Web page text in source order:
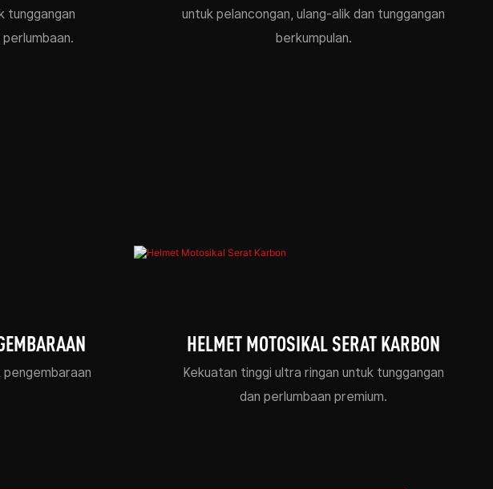
tunggangan
untuk pelancongan, ulang-alik dan tunggangan
berkumpulan.
pengembaraan
HELMET MOTOSIKAL SERAT KARBON
Kekuatan tinggi ultra ringan untuk tunggangan
dan perlumbaan premium.